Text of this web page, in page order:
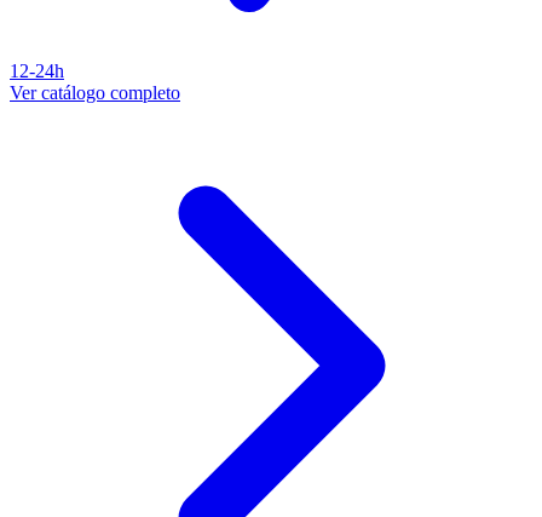
12-24h
Ver catálogo completo